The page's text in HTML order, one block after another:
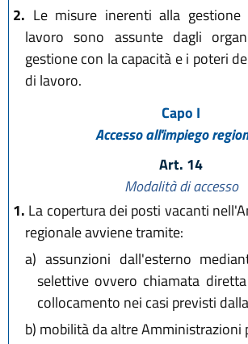
2. Le misure inerenti alla
lavoro sono assunte dagli
gestione con la capacità e i poteri
di lavoro.
Capo I
Accesso all'impiego
Art. 14
Modalità di accesso
1. La copertura dei posti vacanti
regionale avviene tramite:
a) assunzioni dall'esterno
selettive ovvero chiamata
collocamento nei casi previsti
b) mobilità da altre Amministrazioni